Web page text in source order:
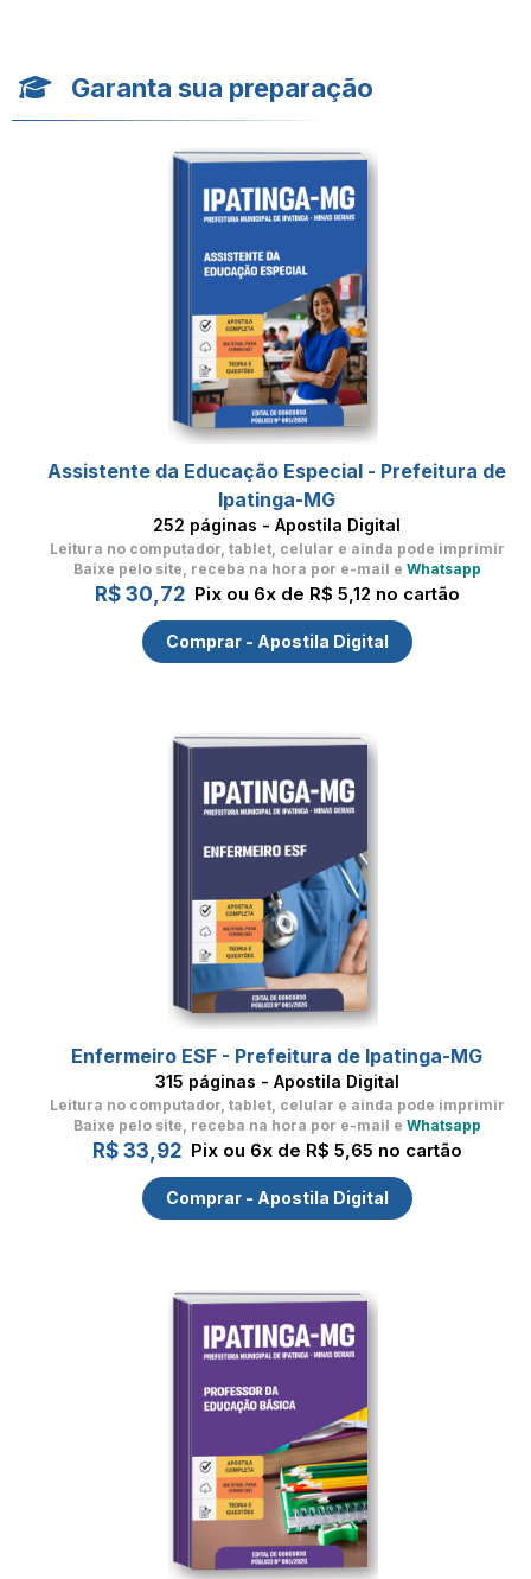
Garanta sua preparação
Assistente da Educação Especial - Prefeitura de
Ipatinga-MG
252 páginas - Apostila Digital
Leitura no computador, tablet, celular e ainda pode imprimir
Baixe pelo site, receba na hora por e-mail e Whatsapp
R$ 30,72 Pix ou 6x de R$ 5,12 no cartão
Comprar - Apostila Digital
Enfermeiro ESF - Prefeitura de Ipatinga-MG
315 páginas - Apostila Digital
Leitura no computador, tablet, celular e ainda pode imprimir
Baixe pelo site, receba na hora por e-mail e Whatsapp
R$ 33,92 Pix ou 6x de R$ 5,65 no cartão
Comprar - Apostila Digital